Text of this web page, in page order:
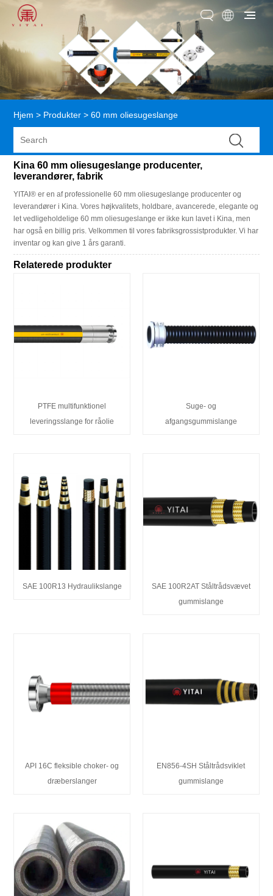
Hjem > Produkter > 60 mm oliesugeslange
Kina 60 mm oliesugeslange producenter,
leverandører, fabrik
YITAI® er en af ​​professionelle 60 mm oliesugeslange producenter og
leverandører i Kina. Vores højkvalitets, holdbare, avancerede, elegante og
let vedligeholdelige 60 mm oliesugeslange er ikke kun lavet i Kina, men
har også en billig pris. Velkommen til vores fabriksgrossistprodukter. Vi har
inventar og kan give 1 års garanti.
Relaterede produkter
PTFE multifunktionel
leveringsslange for råolie
Suge- og
afgangsgummislange
SAE 100R13 Hydraulikslange
SAE 100R2AT Ståltrådsvævet
gummislange
API 16C fleksible choker- og
dræberslanger
EN856-4SH Ståltrådsviklet
gummislange